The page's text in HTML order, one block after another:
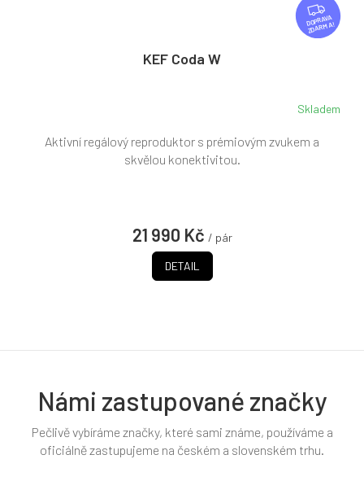
Z
D
A
ZDARMA
KEF Coda W
Skladem
21 990 Kč / pár
DETAIL
Aktivní regálový reproduktor s prémiovým zvukem a
skvělou konektivitou.
Námi zastupované značky
Pečlivě vybíráme značky, které sami známe, používáme a
oficiálně zastupujeme na českém a slovenském trhu.